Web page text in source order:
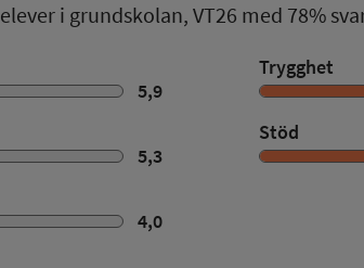
i grundskolan, VT26 med 78%
5,9
Trygghet
5,3
Stöd
4,0